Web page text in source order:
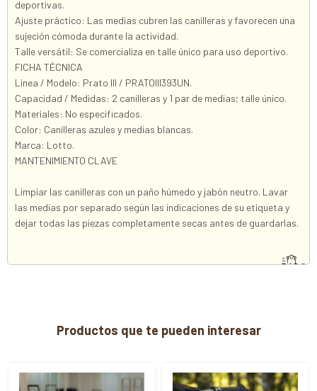
deportivas.
Ajuste práctico: Las medias cubren las canilleras y favorecen una
sujeción cómoda durante la actividad.
Talle versátil: Se comercializa en talle único para uso deportivo.
FICHA TÉCNICA
Línea / Modelo: Prato III / PRATOIII393UN.
Capacidad / Medidas: 2 canilleras y 1 par de medias; talle único.
Materiales: No especificados.
Color: Canilleras azules y medias blancas.
Marca: Lotto.
MANTENIMIENTO CLAVE
Limpiar las canilleras con un paño húmedo y jabón neutro. Lavar
las medias por separado según las indicaciones de su etiqueta y
dejar todas las piezas completamente secas antes de guardarlas.
Productos que te pueden interesar